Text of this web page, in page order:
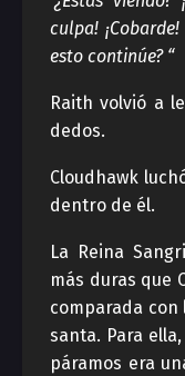
culpa!
esto continúe? “
Raith volvió a
dedos.
Cloudhawk
dentro de él.
La Reina
más duras que
comparada con
santa. Para
páramos era